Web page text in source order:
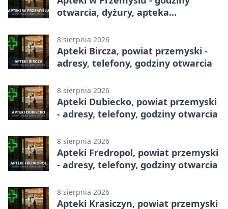
otwarcia, dyżury, apteka
8 sierpnia 2026
Apteki Bircza, powiat przemyski -
adresy, telefony, godziny otwarcia
8 sierpnia 2026
Apteki Dubiecko, powiat przemyski
- adresy, telefony, godziny otwarcia
8 sierpnia 2026
Apteki Fredropol, powiat przemyski
- adresy, telefony, godziny otwarcia
8 sierpnia 2026
Apteki Krasiczyn, powiat przemyski